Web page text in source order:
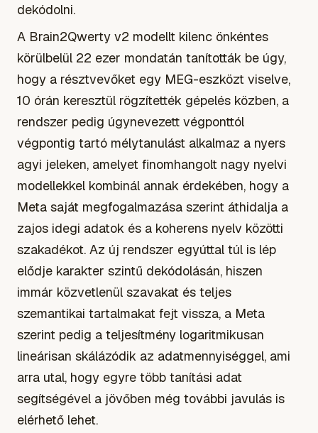
dekódolni.
A Brain2Qwerty v2 modellt kilenc önkéntes
körülbelül 22 ezer mondatán tanították be úgy,
hogy a résztvevőket egy MEG-eszközt viselve,
10 órán keresztül rögzítették gépelés közben, a
rendszer pedig úgynevezett végponttól
végpontig tartó mélytanulást alkalmaz a nyers
agyi jeleken, amelyet finomhangolt nagy nyelvi
modellekkel kombinál annak érdekében, hogy a
Meta saját megfogalmazása szerint áthidalja a
zajos idegi adatok és a koherens nyelv közötti
szakadékot. Az új rendszer egyúttal túl is lép
elődje karakter szintű dekódolásán, hiszen
immár közvetlenül szavakat és teljes
szemantikai tartalmakat fejt vissza, a Meta
szerint pedig a teljesítmény logaritmikusan
lineárisan skálázódik az adatmennyiséggel, ami
arra utal, hogy egyre több tanítási adat
segítségével a jövőben még további javulás is
elérhető lehet.